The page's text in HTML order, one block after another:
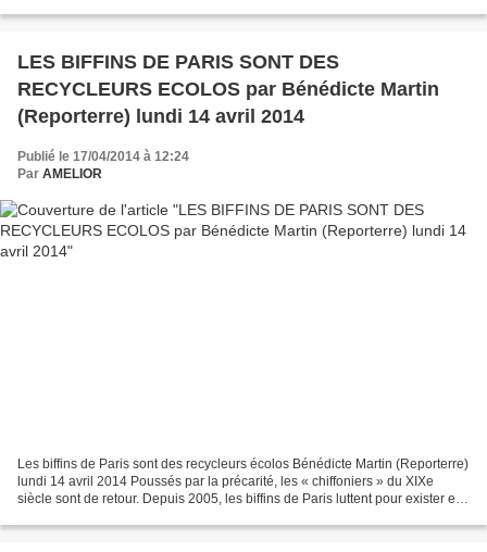
LES BIFFINS DE PARIS SONT DES
RECYCLEURS ECOLOS par Bénédicte Martin
(Reporterre) lundi 14 avril 2014
Publié le 17/04/2014 à 12:24
Par AMELIOR
Les biffins de Paris sont des recycleurs écolos Bénédicte Martin (Reporterre)
lundi 14 avril 2014 Poussés par la précarité, les « chiffoniers » du XIXe
siècle sont de retour. Depuis 2005, les biffins de Paris luttent pour exister et